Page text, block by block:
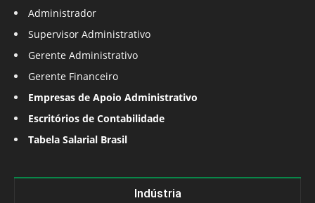
Administrador
Supervisor Administrativo
Gerente Administrativo
Gerente Financeiro
Empresas de Apoio Administrativo
Escritórios de Contabilidade
Tabela Salarial Brasil
Indústria